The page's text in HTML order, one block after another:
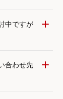
中ですが
合わせ先